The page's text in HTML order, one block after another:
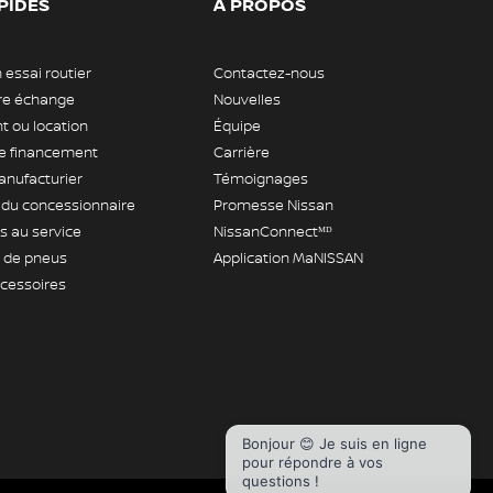
essai routier
échange
ou location
financement
concessionnaire
au service
pneus
À PROPOS
Contactez-nous
Nouvelles
Équipe
Carrière
Témoignages
Promesse Nissan
NissanConnectᴹᴰ
Application MaNISSAN
Bonjour 😊 Je suis en ligne
pour répondre à vos
questions !